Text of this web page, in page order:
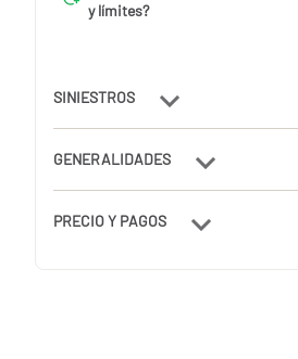
y límites?
SINIESTROS
GENERALIDADES
PRECIO Y PAGOS